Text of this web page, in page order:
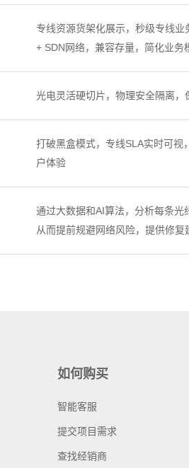
专线资源货架化展示，秒级专线
+ SDN网络，兼容存量，简化业务
光电灵活硬切片，物理安全隔离
打破黑盒模式，专线SLA实时可视
户体验
通过大数据和AI算法，分析每条光
从而提前规避网络风险，提供修
如何购买
智能客服
提交项目需求
查找经销商